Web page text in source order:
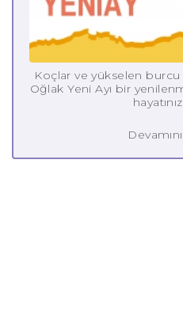
Koçlar ve yükselen burcu
Oğlak Yeni Ayı bir